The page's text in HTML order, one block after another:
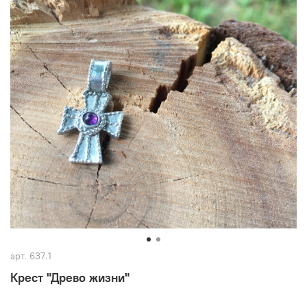
арт. 637.1
Крест "Древо жизни"